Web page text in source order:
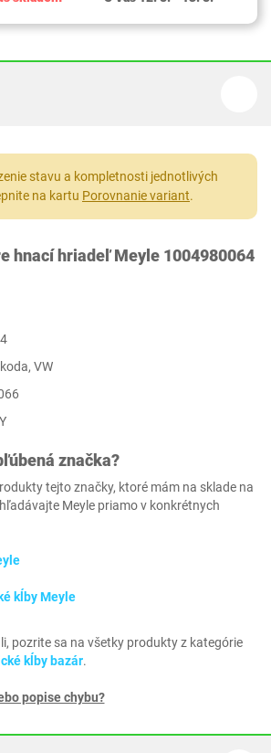
stavu a kompletnosti jednotlivých
na kartu Porovnanie variant.
hnací hriadeľ Meyle 1004980064
VW
značka?
tejto značky, ktoré mám na sklade na
Meyle priamo v konkrétnych
kĺby Meyle
pozrite sa na všetky produkty z kategórie
kĺby bazár.
popise chybu?